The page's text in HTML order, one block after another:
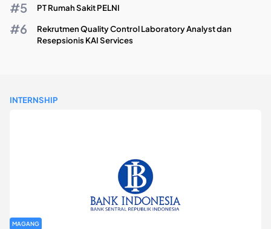
PT Rumah Sakit PELNI
Rekrutmen Quality Control Laboratory Analyst dan
Resepsionis KAI Services
INTERNSHIP
MAGANG